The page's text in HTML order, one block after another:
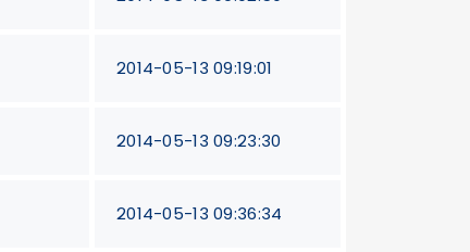
2014-05-13 09:19:01
2014-05-13 09:23:30
2014-05-13 09:36:34